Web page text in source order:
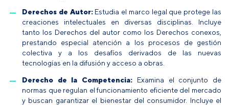
Derechos de Autor: Estudia el marco legal que protege las
creaciones intelectuales en diversas disciplinas. Incluye
tanto los Derechos del autor como los Derechos conexos,
prestando especial atención a los procesos de gestión
colectiva y a los desafíos derivados de las nuevas
tecnologías en la difusión y acceso a obras.
Derecho de la Competencia: Examina el conjunto de
normas que regulan el funcionamiento eficiente del mercado
y buscan garantizar el bienestar del consumidor. Incluye el